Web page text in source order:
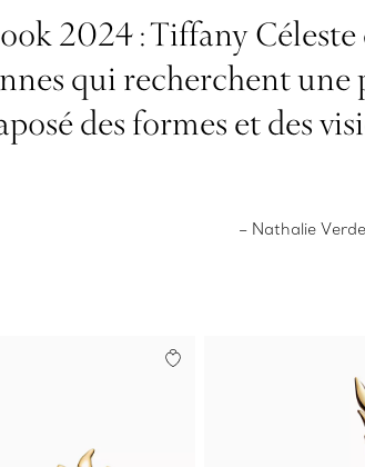
2024 :Tiffany
qui recherchent une
des formes et des
– Nathalie